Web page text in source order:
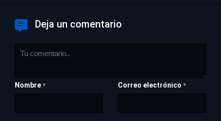
Deja un comentario
Nombre * Correo electrónico *